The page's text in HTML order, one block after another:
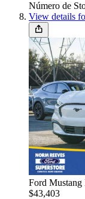
Número de
View details
Ford
$43,403